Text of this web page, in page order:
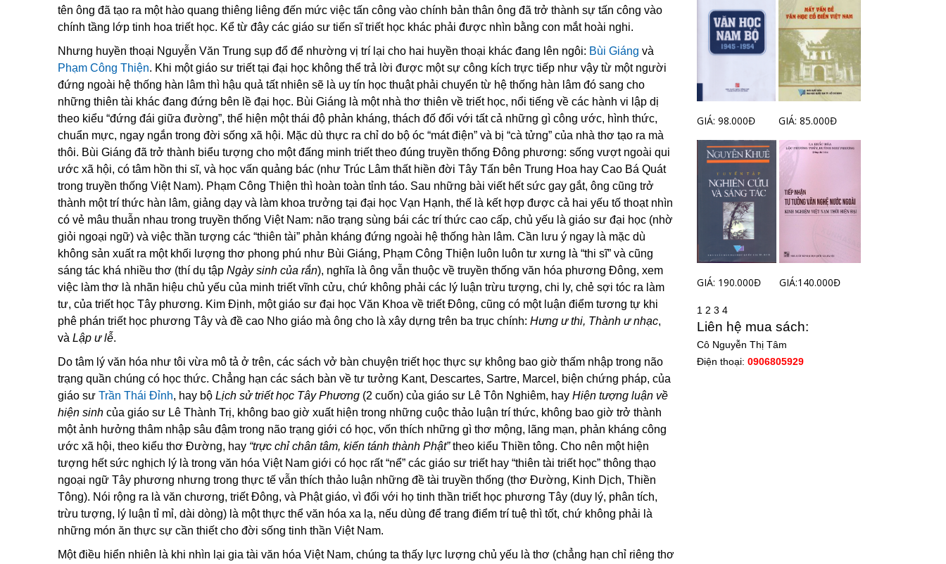
tên ông đã tạo ra một hào quang thiêng liêng đến mức việc tấn công vào chính bản thân ông đã trở thành sự tấn công vào
chính tầng lớp tinh hoa triết học. Kể từ đây các giáo sư tiến sĩ triết học khác phải được nhìn bằng con mắt hoài nghi.
Nhưng huyền thoại Nguyễn Văn Trung sụp đổ để nhường vị trí lại cho hai huyền thoại khác đang lên ngôi: Bùi Giáng và
Phạm Công Thiện. Khi một giáo sư triết tại đại học không thể trả lời được một sự công kích trực tiếp như vậy từ một người
đứng ngoài hệ thống hàn lâm thì hậu quả tất nhiên sẽ là uy tín học thuật phải chuyển từ hệ thống hàn lâm đó sang cho
những thiên tài khác đang đứng bên lề đại học. Bùi Giáng là một nhà thơ thiên về triết học, nổi tiếng về các hành vi lập dị
theo kiểu “đứng đái giữa đường”, thể hiện một thái độ phản kháng, thách đố đối với tất cả những gì công ước, hình thức,
chuẩn mực, ngay ngắn trong đời sống xã hội. Mặc dù thực ra chỉ do bộ óc “mát điện” và bị “cà tửng” của nhà thơ tạo ra mà
thôi. Bùi Giáng đã trở thành biểu tượng cho một đấng minh triết theo đúng truyền thống Đông phương: sống vượt ngoài qui
ước xã hội, có tâm hồn thi sĩ, và học vấn quảng bác (như Trúc Lâm thất hiền đời Tây Tấn bên Trung Hoa hay Cao Bá Quát
trong truyền thống Việt Nam). Phạm Công Thiện thì hoàn toàn tỉnh táo. Sau những bài viết hết sức gay gắt, ông cũng trở
thành một trí thức hàn lâm, giảng dạy và làm khoa trưởng tại đại học Vạn Hạnh, thế là kết hợp được cả hai yếu tố thoạt nhìn
có vẻ mâu thuẫn nhau trong truyền thống Việt Nam: não trạng sùng bái các trí thức cao cấp, chủ yếu là giáo sư đại học (nhờ
giỏi ngoại ngữ) và việc thần tượng các “thiên tài” phản kháng đứng ngoài hệ thống hàn lâm. Cần lưu ý ngay là mặc dù
không sản xuất ra một khối lượng thơ phong phú như Bùi Giáng, Phạm Công Thiện luôn luôn tư xưng là “thi sĩ” và cũng
sáng tác khá nhiều thơ (thí dụ tập Ngày sinh của rắn), nghĩa là ông vẫn thuộc về truyền thống văn hóa phương Đông, xem
việc làm thơ là nhãn hiệu chủ yếu của minh triết vĩnh cửu, chứ không phải các lý luận trừu tượng, chi ly, chẻ sợi tóc ra làm
tư, của triết học Tây phương. Kim Định, một giáo sư đại học Văn Khoa về triết Đông, cũng có một luận điểm tương tự khi
phê phán triết học phương Tây và đề cao Nho giáo mà ông cho là xây dựng trên ba trục chính: Hưng ư thi, Thành ư nhạc,
và Lập ư lễ.
Do tâm lý văn hóa như tôi vừa mô tả ở trên, các sách vở bàn chuyện triết học thực sự không bao giờ thấm nhập trong não
trạng quần chúng có học thức. Chẳng hạn các sách bàn về tư tưởng Kant, Descartes, Sartre, Marcel, biện chứng pháp, của
giáo sư Trần Thái Đỉnh, hay bộ Lịch sử triết học Tây Phương (2 cuốn) của giáo sư Lê Tôn Nghiêm, hay Hiện tượng luận về
hiện sinh của giáo sư Lê Thành Trị, không bao giờ xuất hiện trong những cuộc thảo luận trí thức, không bao giờ trở thành
một ảnh hưởng thâm nhập sâu đậm trong não trạng giới có học, vốn thích những gì thơ mộng, lãng mạn, phản kháng công
ước xã hội, theo kiểu thơ Đường, hay “trực chỉ chân tâm, kiến tánh thành Phật”theo kiểu Thiền tông. Cho nên một hiện
tượng hết sức nghịch lý là trong văn hóa Việt Nam giới có học rất “nể” các giáo sư triết hay “thiên tài triết học” thông thạo
ngoại ngữ Tây phương nhưng trong thực tế vẫn thích thảo luận những đề tài truyền thống (thơ Đường, Kinh Dịch, Thiền
Tông). Nói rộng ra là văn chương, triết Đông, và Phật giáo, vì đối với họ tinh thần triết học phương Tây (duy lý, phân tích,
trừu tượng, lý luận tỉ mỉ, dài dòng) là một thực thể văn hóa xa lạ, nếu dùng để trang điểm trí tuệ thì tốt, chứ không phải là
những món ăn thực sự cần thiết cho đời sống tinh thần Việt Nam.
Một điều hiển nhiên là khi nhìn lại gia tài văn hóa Việt Nam, chúng ta thấy lực lượng chủ yếu là thơ (chẳng hạn chỉ riêng thơ
GIÁ: 98.000Đ GIÁ: 85.000Đ
GIÁ: 190.000Đ GIÁ:140.000Đ
1 2 3 4
Liên hệ mua sách:
Cô Nguyễn Thị Tâm
Điện thoại: 0906805929